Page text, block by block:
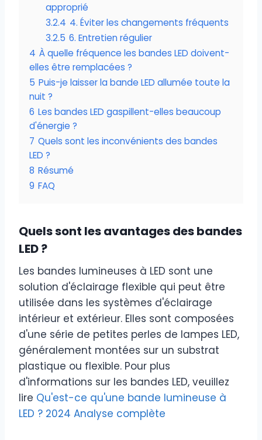
approprié
3.2.4 4. Éviter les changements fréquents
3.2.5 6. Entretien régulier
4 À quelle fréquence les bandes LED doivent-
elles être remplacées ?
5 Puis-je laisser la bande LED allumée toute la
nuit ?
6 Les bandes LED gaspillent-elles beaucoup
d'énergie ?
7 Quels sont les inconvénients des bandes
LED ?
8 Résumé
9 FAQ
Quels sont les avantages des bandes
LED ?
Les bandes lumineuses à LED sont une
solution d'éclairage flexible qui peut être
utilisée dans les systèmes d'éclairage
intérieur et extérieur. Elles sont composées
d'une série de petites perles de lampes LED,
généralement montées sur un substrat
plastique ou flexible. Pour plus
d'informations sur les bandes LED, veuillez
lire Qu'est-ce qu'une bande lumineuse à
LED ? 2024 Analyse complète